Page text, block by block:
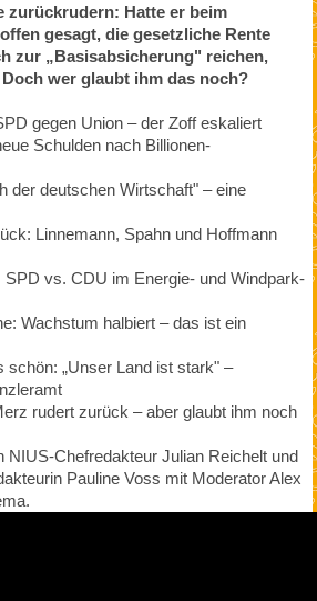
zurückrudern: Hatte er beim
gesagt, die gesetzliche Rente
zur „Basisabsicherung" reichen,
wer glaubt ihm das noch?
gegen Union – der Zoff eskaliert
Schulden nach Billionen-
der deutschen Wirtschaft" – eine
Linnemann, Spahn und Hoffmann
SPD vs. CDU im Energie- und Windpark-
Wachstum halbiert – das ist ein
schön: „Unser Land ist stark" –
rudert zurück – aber glaubt ihm noch
NIUS-Chefredakteur Julian Reichelt und
Pauline Voss mit Moderator Alex